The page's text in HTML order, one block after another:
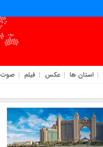
استان ها عکس فیلم صوت